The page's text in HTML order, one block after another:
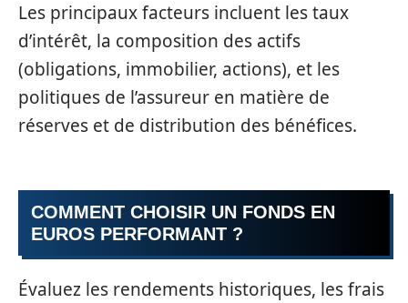
Les principaux facteurs incluent les taux
d’intérêt, la composition des actifs
(obligations, immobilier, actions), et les
politiques de l’assureur en matière de
réserves et de distribution des bénéfices.
COMMENT CHOISIR UN FONDS EN
EUROS PERFORMANT ?
Évaluez les rendements historiques, les frais